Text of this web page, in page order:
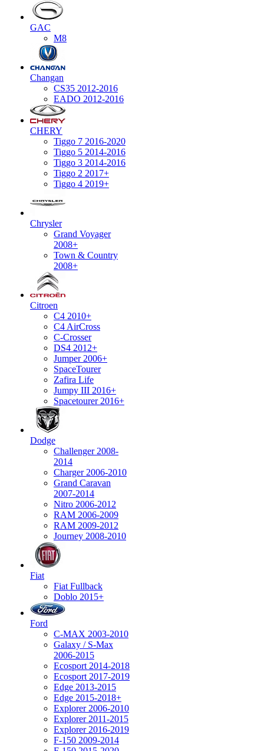
GAC
M8
Changan
CS35 2012-2016
EADO 2012-2016
CHERY
Tiggo 7 2016-2020
Tiggo 5 2014-2016
Tiggo 3 2014-2016
Tiggo 2 2017+
Tiggo 4 2019+
Chrysler
Grand Voyager
2008+
Town & Country
2008+
Citroen
C4 2010+
C4 AirCross
C-Crosser
DS4 2012+
Jumper 2006+
SpaceTourer
Zafira Life
Jumpy III 2016+
Spacetourer 2016+
Dodge
Challenger 2008-
2014
Charger 2006-2010
Grand Caravan
2007-2014
Nitro 2006-2012
RAM 2006-2009
RAM 2009-2012
Journey 2008-2010
Fiat
Fiat Fullback
Doblo 2015+
Ford
C-MAX 2003-2010
Galaxy / S-Max
2006-2015
Ecosport 2014-2018
Ecosport 2017-2019
Edge 2013-2015
Edge 2015-2018+
Explorer 2006-2010
Explorer 2011-2015
Explorer 2016-2019
F-150 2009-2014